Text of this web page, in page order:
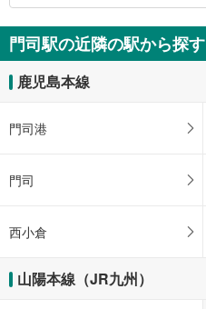
門司駅の近隣の駅から探す
鹿児島本線
門司港
門司
西小倉
山陽本線（JR九州）